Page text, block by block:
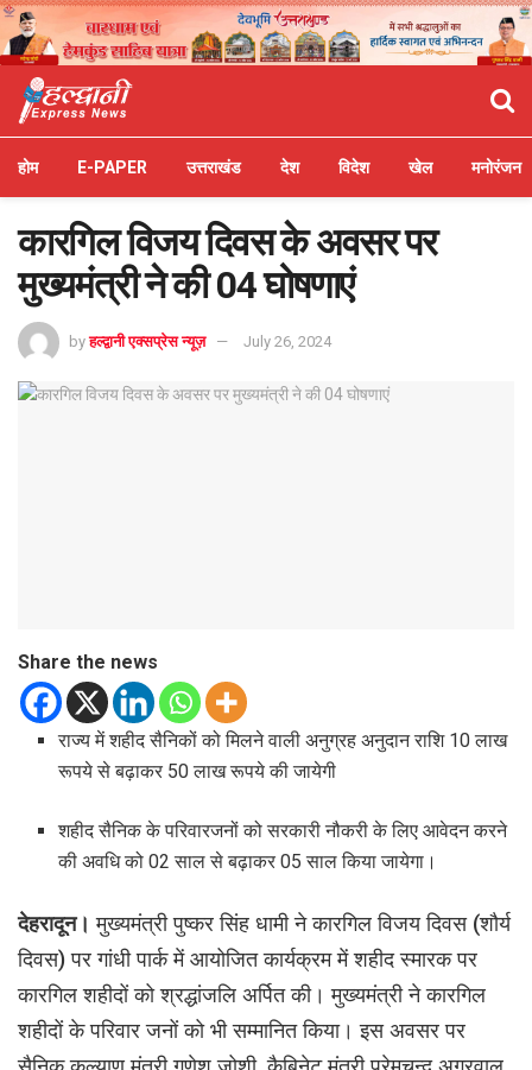
होम E-PAPER उत्तराखंड देश विदेश खेल मनोरंजन
कारगिल विजय दिवस के अवसर पर
मुख्यमंत्री ने की 04 घोषणाएं
by हल्द्वानी एक्सप्रेस न्यूज़ July 26, 2024
Share the news
राज्य में शहीद सैनिकों को मिलने वाली अनुग्रह अनुदान राशि 10 लाख
रूपये से बढ़ाकर 50 लाख रूपये की जायेगी
शहीद सैनिक के परिवारजनों को सरकारी नौकरी के लिए आवेदन करने
की अवधि को 02 साल से बढ़ाकर 05 साल किया जायेगा।
देहरादून।मुख्यमंत्री पुष्कर सिंह धामी ने कारगिल विजय दिवस (शौर्य
दिवस) पर गांधी पार्क में आयोजित कार्यक्रम में शहीद स्मारक पर
कारगिल शहीदों को श्रद्धांजलि अर्पित की। मुख्यमंत्री ने कारगिल
शहीदों के परिवार जनों को भी सम्मानित किया। इस अवसर पर